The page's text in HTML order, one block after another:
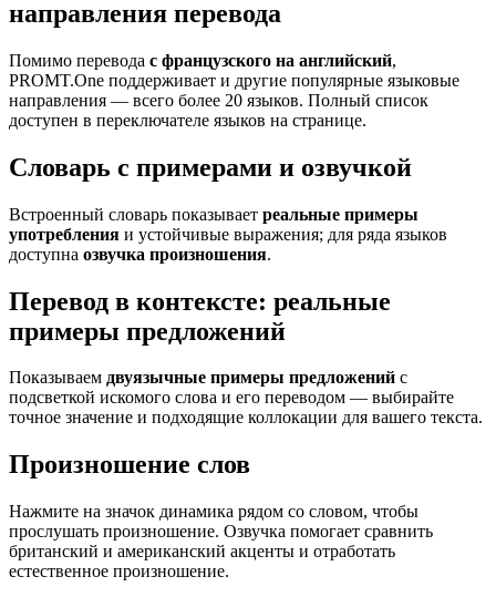
направления перевода
Помимо перевода с французского на английский,
PROMT.One поддерживает и другие популярные языковые
направления — всего более 20 языков. Полный список
доступен в переключателе языков на странице.
Словарь с примерами и озвучкой
Встроенный словарь показывает реальные примеры
употребления и устойчивые выражения; для ряда языков
доступна озвучка произношения.
Перевод в контексте: реальные
примеры предложений
Показываем двуязычные примеры предложений с
подсветкой искомого слова и его переводом — выбирайте
точное значение и подходящие коллокации для вашего текста.
Произношение слов
Нажмите на значок динамика рядом со словом, чтобы
прослушать произношение. Озвучка помогает сравнить
британский и американский акценты и отработать
естественное произношение.